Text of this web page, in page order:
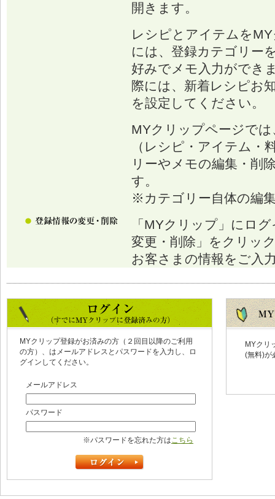
開きます。
レシピとアイテムを
には、登録カテゴリー
好みでメモ入力ができ
際には、新着レシピお
を設定してください。
MYクリップページで
（レシピ・アイテム・
リーやメモの編集・削
す。
※カテゴリー自体の編
「MYクリップ」にロ
変更・削除」をクリッ
お客さまの情報をご入
MYクリップ登録がお済みの方（２回目以降のご利用
の方）、はメールアドレスとパスワードを入力し、ロ
グインしてください。
メールアドレス
パスワード
※パスワードを忘れた方はこちら
MYクリ
(無料)が